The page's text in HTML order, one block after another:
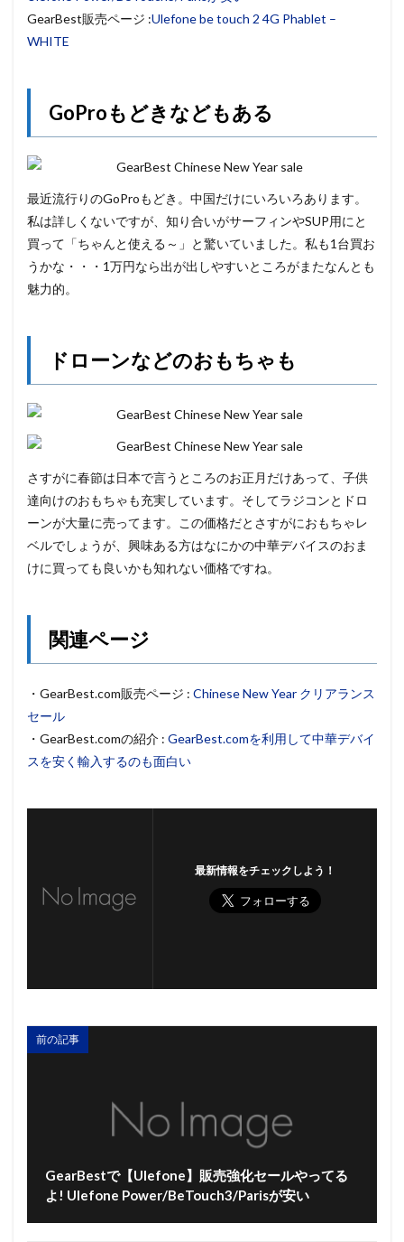
GearBest販売ページ :Ulefone be touch 2 4G Phablet –
WHITE
GoProもどきなどもある
最近流行りのGoProもどき。中国だけにいろいろあります。
私は詳しくないですが、知り合いがサーフィンやSUP用にと
買って「ちゃんと使える～」と驚いていました。私も1台買お
うかな・・・1万円なら出が出しやすいところがまたなんとも
魅力的。
ドローンなどのおもちゃも
さすがに春節は日本で言うところのお正月だけあって、子供
達向けのおもちゃも充実しています。そしてラジコンとドロ
ーンが大量に売ってます。この価格だとさすがにおもちゃレ
ベルでしょうが、興味ある方はなにかの中華デバイスのおま
けに買っても良いかも知れない価格ですね。
関連ページ
・GearBest.com販売ページ : Chinese New Year クリアランス
セール
・GearBest.comの紹介 : GearBest.comを利用して中華デバイ
スを安く輸入するのも面白い
最新情報をチェックしよう！
前の記事
GearBestで【Ulefone】販売強化セールやってる
よ! Ulefone Power/BeTouch3/Parisが安い